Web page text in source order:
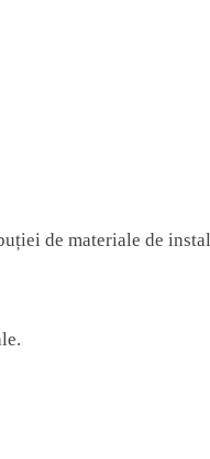
de materiale de